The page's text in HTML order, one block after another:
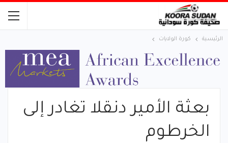
الرئيسية كورة الولايات
بعثة الأمير دنقلا تغادر إلى
الخرطوم